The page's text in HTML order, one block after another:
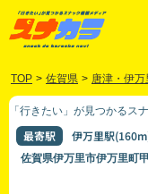
TOP > 佐賀県 > 唐津・伊万
「行きたい」が見つかるス
最寄駅 伊万里駅
佐賀県伊万里市伊万里町